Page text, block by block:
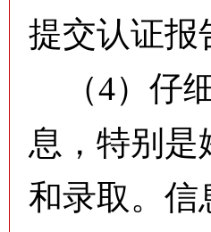
提交认证
（4）仔
息，特别是
和录取。信